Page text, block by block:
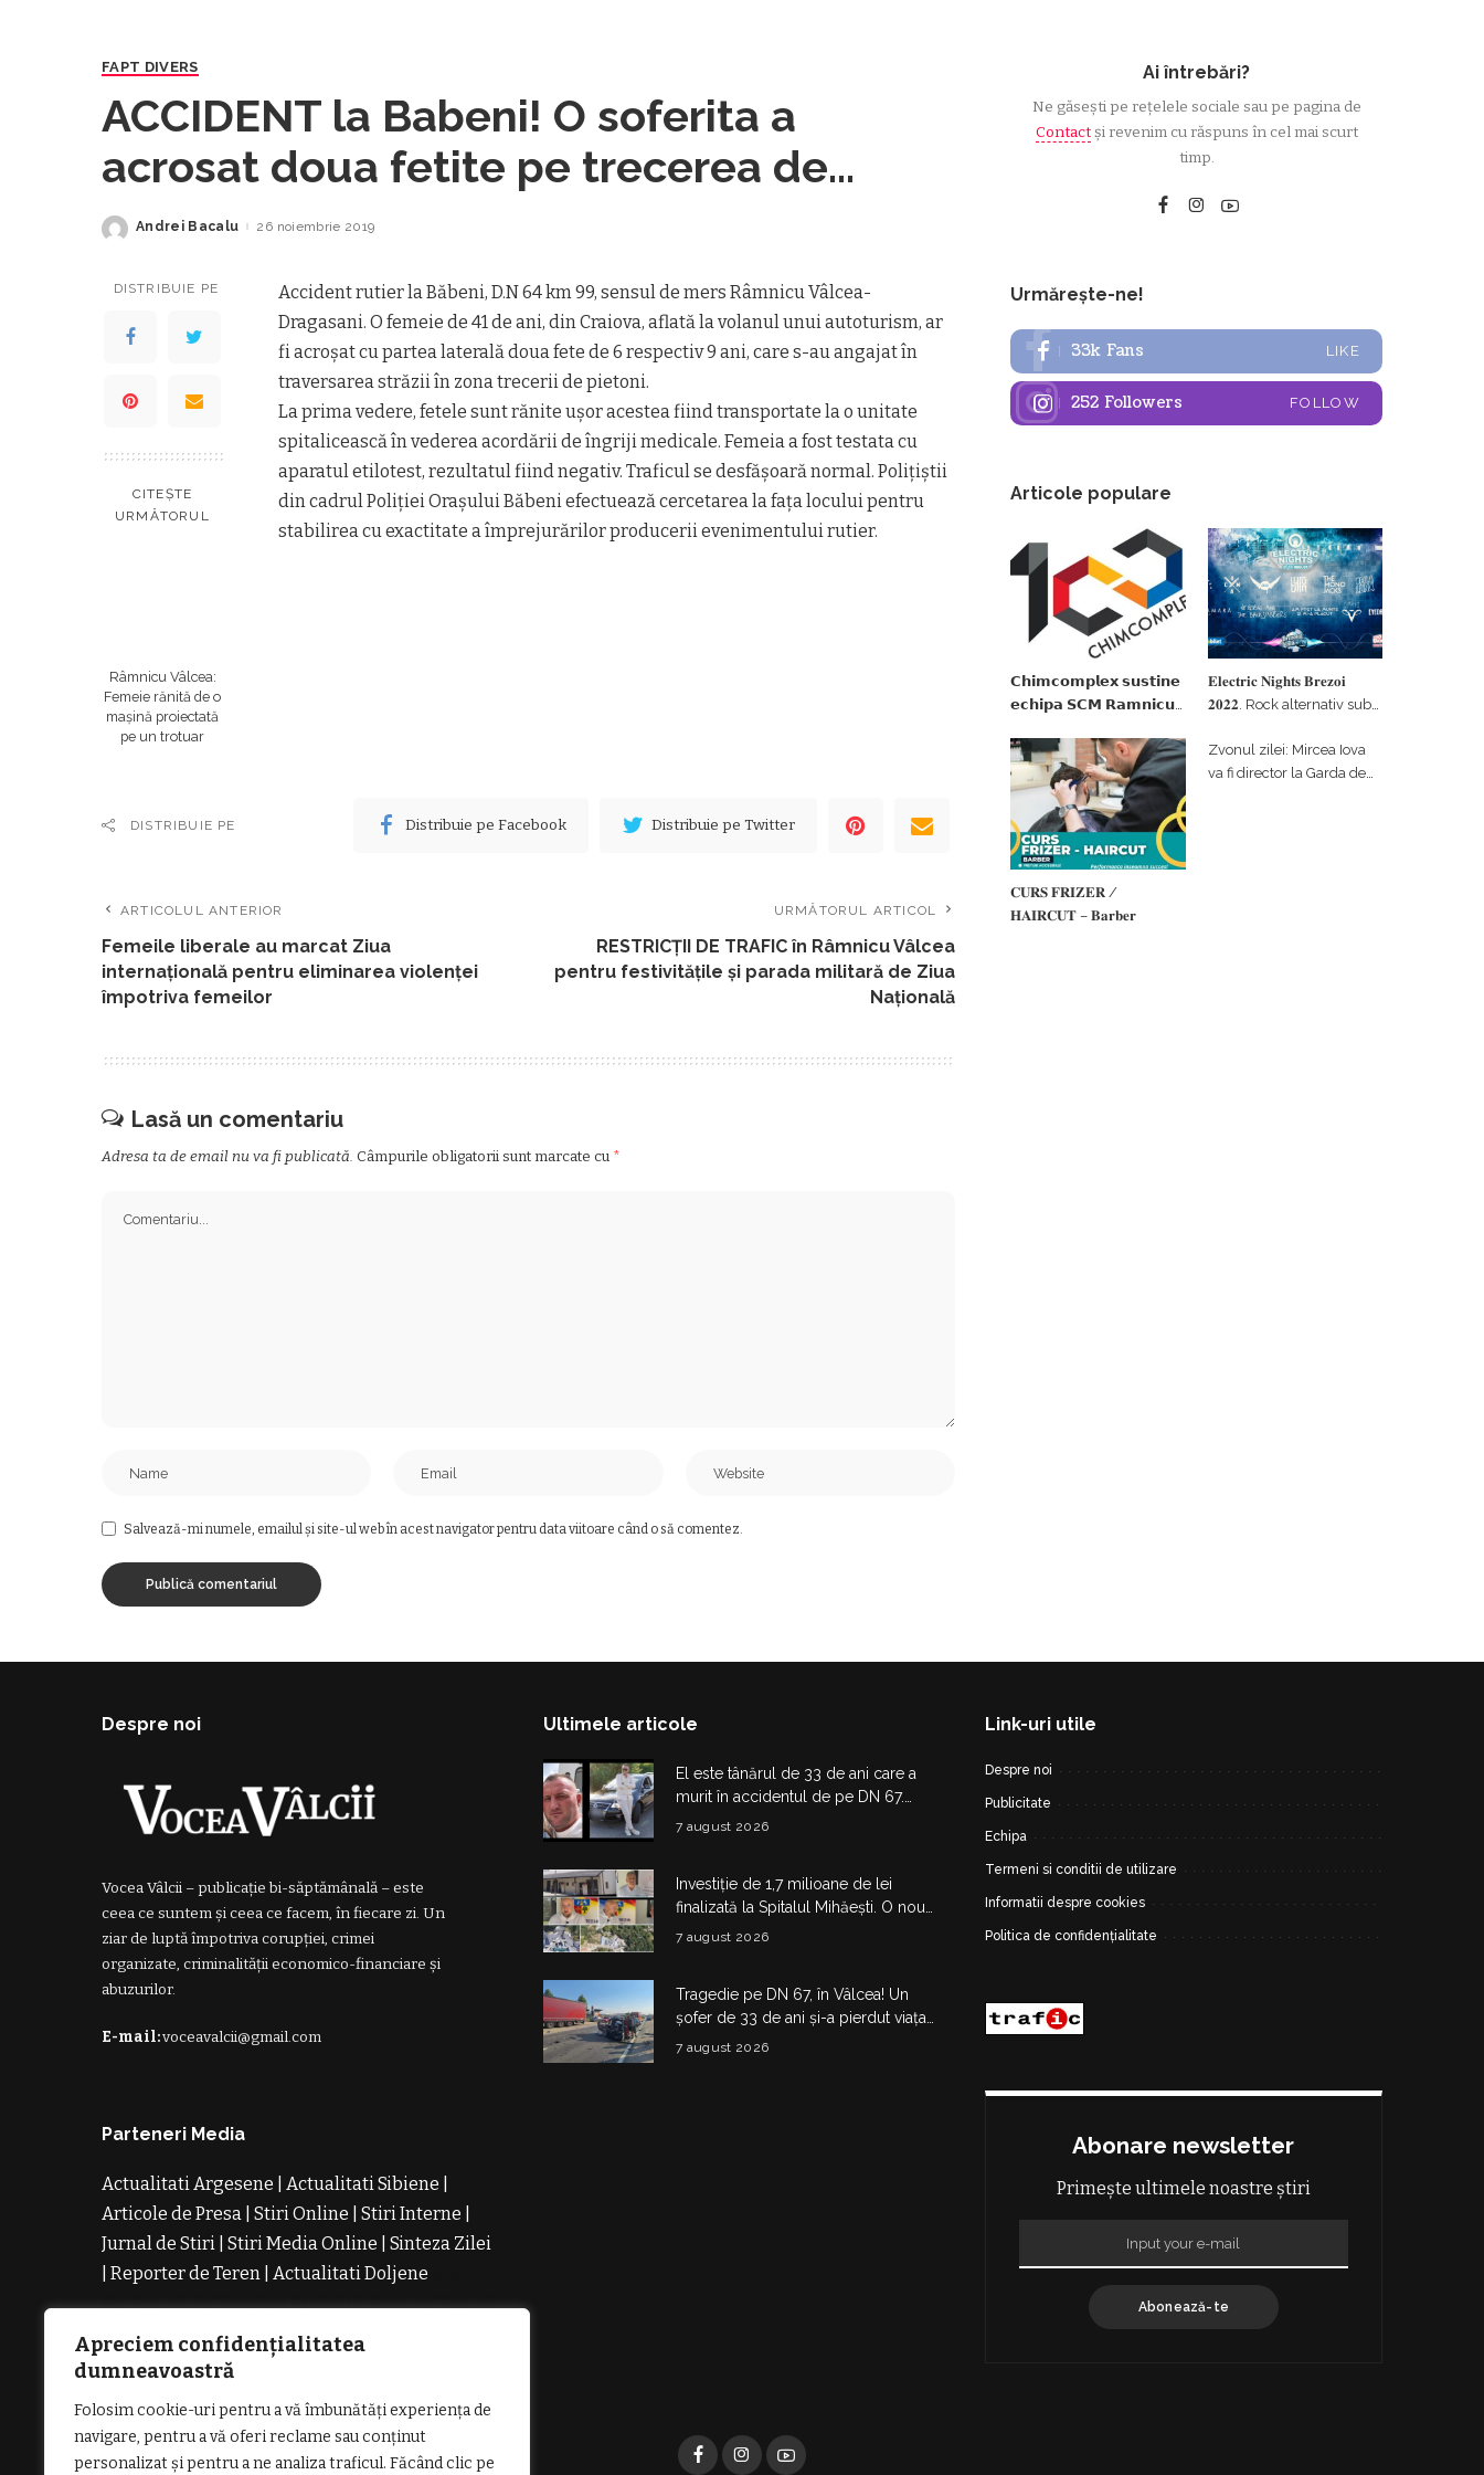
Apreciem confidențialitatea
dumneavoastră
Folosim cookie-uri pentru a vă îmbunătăți experiența de
navigare, pentru a vă oferi reclame sau conținut
personalizat și pentru a ne analiza traficul. Făcând clic pe
FAPT DIVERS
ACCIDENT la Babeni! O soferita a
acrosat doua fetite pe trecerea de
pietoni
Posted
Andrei Bacalu 26 noiembrie 2019
DISTRIBUIE PE
CITEȘTE
URMĂTORUL
Râmnicu Vâlcea:
Femeie rănită de o
mașină proiectată
pe un trotuar
Accident rutier la Băbeni, D.N 64 km 99, sensul de mers Râmnicu Vâlcea-
Dragasani. O femeie de 41 de ani, din Craiova, aflată la volanul unui autoturism, ar
fi acroșat cu partea laterală doua fete de 6 respectiv 9 ani, care s-au angajat în
traversarea străzii în zona trecerii de pietoni.
La prima vedere, fetele sunt rănite ușor acestea fiind transportate la o unitate
spitalicească în vederea acordării de îngriji medicale. Femeia a fost testata cu
aparatul etilotest, rezultatul fiind negativ. Traficul se desfășoară normal. Polițiștii
din cadrul Poliției Orașului Băbeni efectuează cercetarea la fața locului pentru
stabilirea cu exactitate a împrejurărilor producerii evenimentului rutier.
DISTRIBUIE PE Distribuie pe Facebook Distribuie pe Twitter
ARTICOLUL ANTERIOR
Femeile liberale au marcat Ziua
internațională pentru eliminarea violenței
împotriva femeilor
URMĂTORUL ARTICOL
RESTRICȚII DE TRAFIC în Râmnicu Vâlcea
pentru festivitățile și parada militară de Ziua
Națională
Lasă un comentariu
Adresa ta de email nu va fi publicată. Câmpurile obligatorii sunt marcate cu *
Salvează-mi numele, emailul și site-ul web în acest navigator pentru data viitoare când o să comentez.
Ai întrebări?
Ne găsești pe rețelele sociale sau pe pagina de
Contactși revenim cu răspuns în cel mai scurt
timp.
Urmărește-ne!
33k Fans LIKE
252 Followers FOLLOW
Articole populare
𝗖𝗵𝗶𝗺𝗰𝗼𝗺𝗽𝗹𝗲𝘅 𝘀𝘂𝘀𝘁𝗶𝗻𝗲
𝗲𝗰𝗵𝗶𝗽𝗮 𝗦𝗖𝗠 𝗥𝗮𝗺𝗻𝗶𝗰𝘂
𝗽𝗮𝗿𝘁𝗲𝗻𝗲𝗿 𝗳𝗶𝗻𝗮𝗻𝘁𝗮𝘁𝗼𝗿
𝐄𝐥𝐞𝐜𝐭𝐫𝐢𝐜 𝐍𝐢𝐠𝐡𝐭𝐬 𝐁𝐫𝐞𝐳𝐨𝐢
𝟐𝟎𝟐𝟐. Rock alternativ sub
#𝐁𝐫𝐞𝐳𝐨𝐢𝐮𝐥𝐋𝐮𝐦𝐢𝐢
𝐂𝐔𝐑𝐒 𝐅𝐑𝐈𝐙𝐄𝐑 /
𝐇𝐀𝐈𝐑𝐂𝐔𝐓 – 𝐁𝐚𝐫𝐛𝐞𝐫
Zvonul zilei: Mircea Iova
va fi director la Garda de
Despre noi
Vocea Vâlcii – publicație bi-săptămânală – este
ceea ce suntem și ceea ce facem, în fiecare zi. Un
ziar de luptă împotriva corupției, crimei
organizate, criminalității economico-financiare și
abuzurilor.
E-mail:voceavalcii@gmail.com
Parteneri Media
Actualitati Argesene Actualitati Sibiene
Articole de Presa
Stiri Online Stiri Interne
Jurnal de Stiri
Stiri Media Online
Sinteza Zilei
Reporter de Teren Actualitati Doljene
NoiRochii de RevelionRochii de BanchetRochii
de Cununie
Magazin de Rochii
Comanda Rochii de Seara
Ultimele articole
El este tânărul de 33 de ani care a
murit în accidentul de pe DN 67.
Dragoș Mihail lasă în urmă o fetiță
7 august 2026
Investiție de 1,7 milioane de lei
finalizată la Spitalul Mihăești. O nouă
clădire medico-administrativă a fost
7 august 2026
Tragedie pe DN 67, în Vâlcea! Un
șofer de 33 de ani și-a pierdut viața
într-un accident la Budești
7 august 2026
Link-uri utile
Despre noi
Publicitate
Echipa
Termeni si conditii de utilizare
Informatii despre cookies
Politica de confidențialitate
Abonare newsletter
Primește ultimele noastre știri
Abonează-te